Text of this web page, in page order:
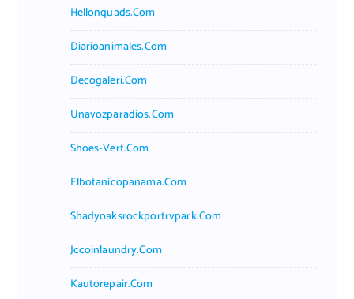
Hellonquads.com
Diarioanimales.com
Decogaleri.com
Unavozparadios.com
Shoes-Vert.com
Elbotanicopanama.com
Shadyoaksrockportrvpark.com
Jccoinlaundry.com
Kautorepair.com